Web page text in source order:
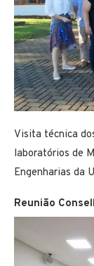
Visita técnica
laboratórios de
Engenharias da
Reunião